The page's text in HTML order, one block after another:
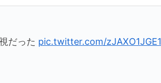
だった pic.twitter.com/zJAXO1JGE1